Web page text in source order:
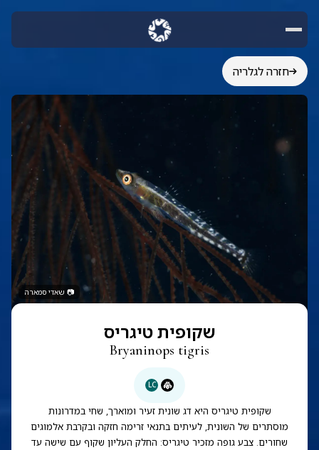
חזרה לגלריה
📷 שאדי סמארה
שקופית טיגריס
Bryaninops tigris
LC
שקופית טיגריס היא דג שונית זעיר ומוארך, שחי במדרונות
מוסתרים של השונית, לעיתים בתנאי זרימה חזקה ובקרבת אלמוגים
שחורים. צבע גופה מזכיר טיגריס: החלק העליון שקוף עם שישה עד